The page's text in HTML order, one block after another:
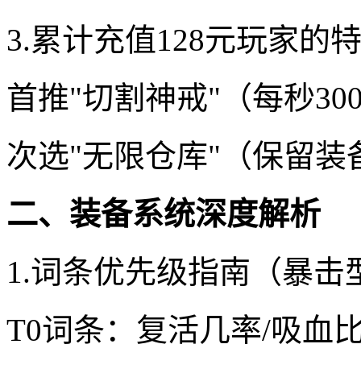
3.累计充值128元玩家的
首推"切割神戒"（每秒
次选"无限仓库"（保留装
二、装备系统深度解析
1.词条优先级指南（暴击
T0词条：复活几率/吸血